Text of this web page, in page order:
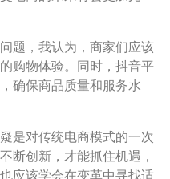
题，我认为，商家们应该
购物体验。同时，抖音平
确保商品质量和服务水
是对传统电商模式的一次
断创新，才能抓住机遇，